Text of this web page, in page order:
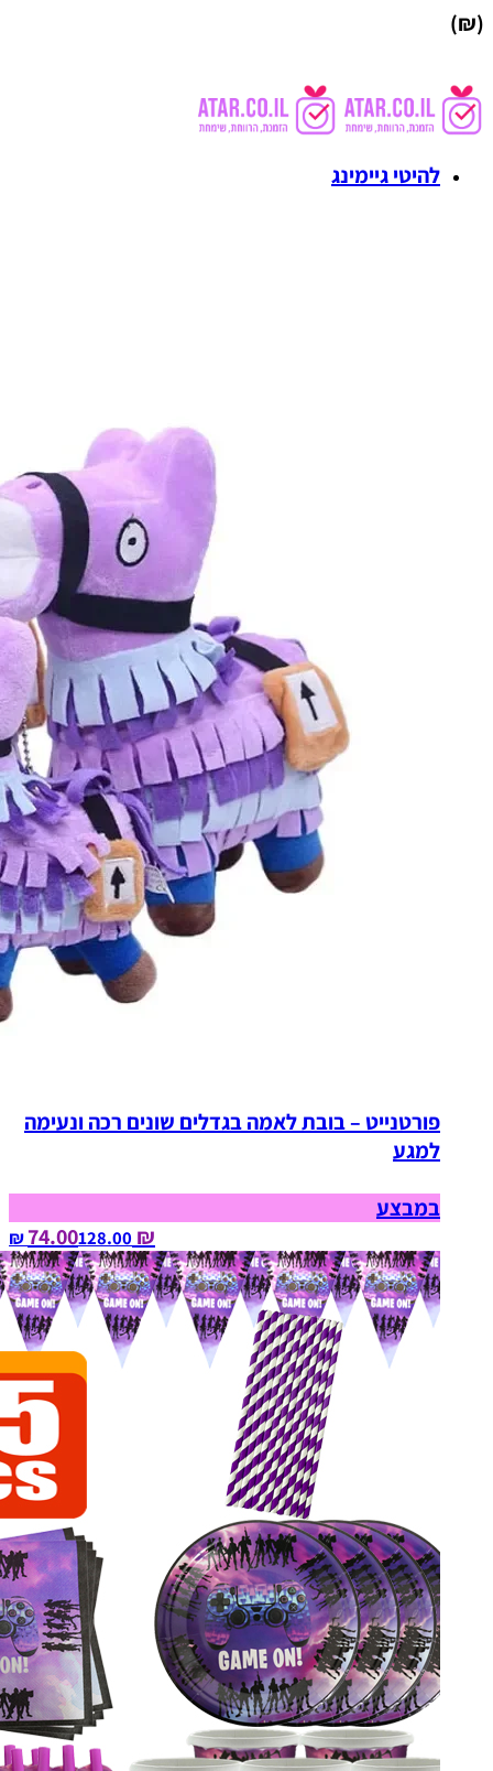
(₪)
להיטי גיימינג
פורטנייט – בובת לאמה בגדלים שונים רכה ונעימה
למגע
במבצע
₪ 74.00
128.00‏ ₪